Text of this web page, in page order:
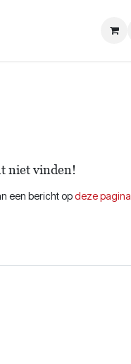
niet vinden!
een bericht opdeze pagina